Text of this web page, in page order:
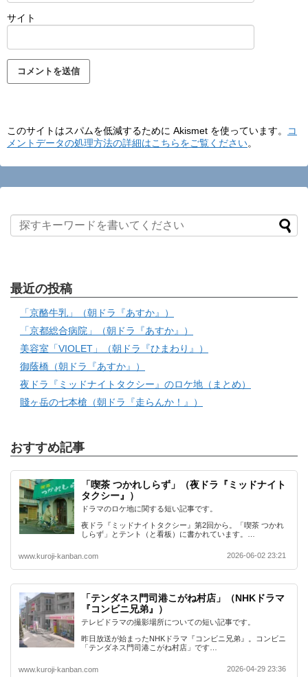
サイト
このサイトはスパムを低減するために Akismet を使っています。
コ
メントデータの処理方法の詳細はこちらをご覧ください。
最近の投稿
「京酪牛乳」（朝ドラ『あすか』）
「京都総合病院」（朝ドラ『あすか』）
美容室「VIOLET」（朝ドラ『ひまわり』）
御蔭橋（朝ドラ『あすか』）
夜ドラ『ミッドナイトタクシー』のロケ地（まとめ）
賤ヶ岳の七本槍（朝ドラ『走らんか！』）
おすすめ記事
「喫茶 つかれしらず」（夜ドラ『ミッドナイト
タクシー』）
ドラマのロケ地に関する短い記事です。
夜ドラ『ミッドナイトタクシー』第2回から。「喫茶 つかれ
しらず」とテント（と看板）に書かれています。…
www.kuroji-kanban.com 2026-06-02 23:21
「テンダネス門司港こがね村店」（NHKドラマ
『コンビニ兄弟』）
テレビドラマの撮影場所についての短い記事です。
昨日放送が始まったNHKドラマ『コンビニ兄弟』。コンビニ
「テンダネス門司港こがね村店」です…
www.kuroji-kanban.com 2026-04-29 23:36